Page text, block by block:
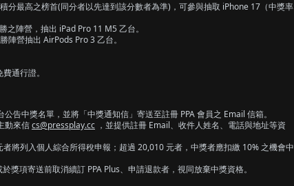
分最高之榜首(同分者以先達到該分數者為準)，可參與抽取 iPhone 17（中獎率
陣營，抽出 iPad Pro 11 M5 乙台。
陣營抽出 AirPods Pro 3 乙台。
通行證。
告中獎名單，並將「中獎通知信」寄送至註冊 PPA 會員之 Email 信箱。
動來信cs@pressplay.cc ，並提供註冊 Email、收件人姓名、電話與地址等資
將列入個人綜合所得稅申報；超過 20,010 元者，中獎者應扣繳 10% 之機會中
獎項寄送前取消續訂 PPA Plus、申請退款者，視同放棄中獎資格。